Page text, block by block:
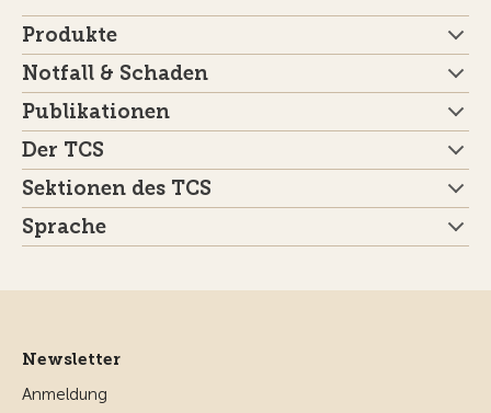
Produkte
Notfall & Schaden
Publikationen
Der TCS
Sektionen des TCS
Sprache
Newsletter
Anmeldung